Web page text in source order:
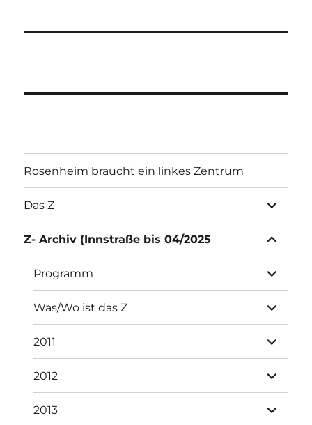
Rosenheim braucht ein linkes Zentrum
Das Z
öffnen
Z- Archiv (Innstraße bis 04/2025
öffnen
Programm
öffnen
Was/Wo ist das Z
öffnen
2011
öffnen
2012
öffnen
2013
öffnen